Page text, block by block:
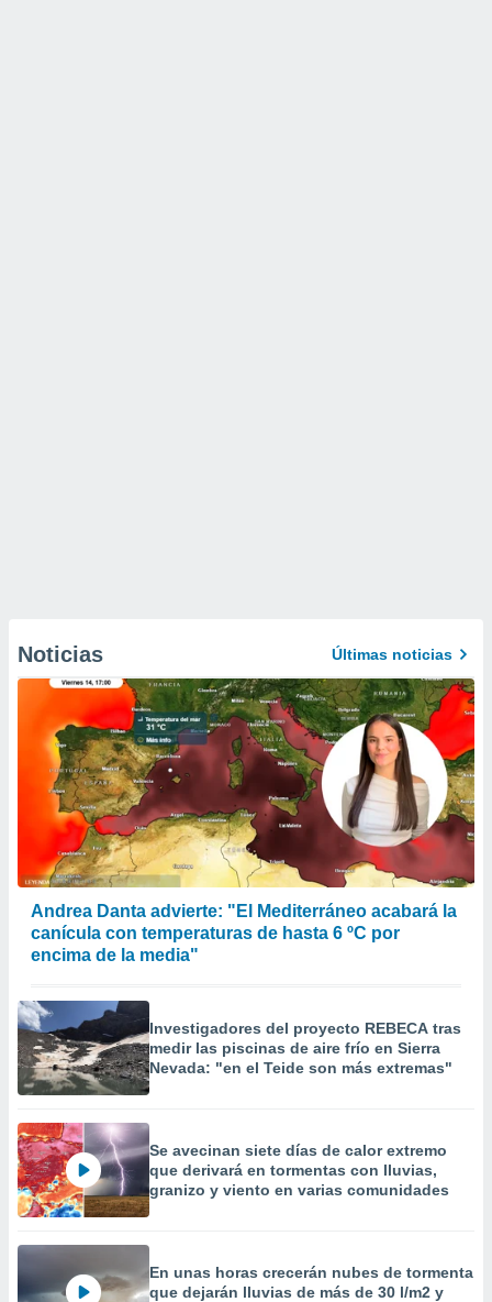
Noticias Últimas noticias
Andrea Danta advierte: "El Mediterráneo acabará la
canícula con temperaturas de hasta 6 ºC por
encima de la media"
Investigadores del proyecto REBECA tras
medir las piscinas de aire frío en Sierra
Nevada: "en el Teide son más extremas"
Se avecinan siete días de calor extremo
que derivará en tormentas con lluvias,
granizo y viento en varias comunidades
En unas horas crecerán nubes de tormenta
que dejarán lluvias de más de 30 l/m2 y